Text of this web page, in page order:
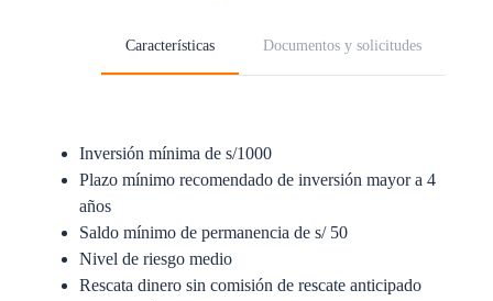
Características Documentos y solicitudes
Inversión mínima de s/1000
Plazo mínimo recomendado de inversión mayor a 4
años
Saldo mínimo de permanencia de s/ 50
Nivel de riesgo medio
Rescata dinero sin comisión de rescate anticipado